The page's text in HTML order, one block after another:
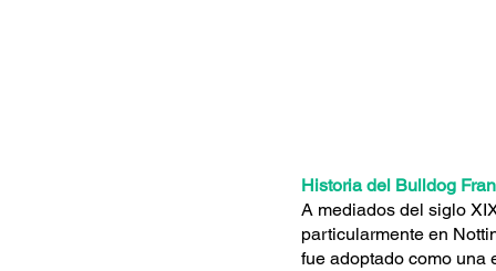
Historia del Bulldog
A mediados del siglo
particularmente en
fue adoptado como una